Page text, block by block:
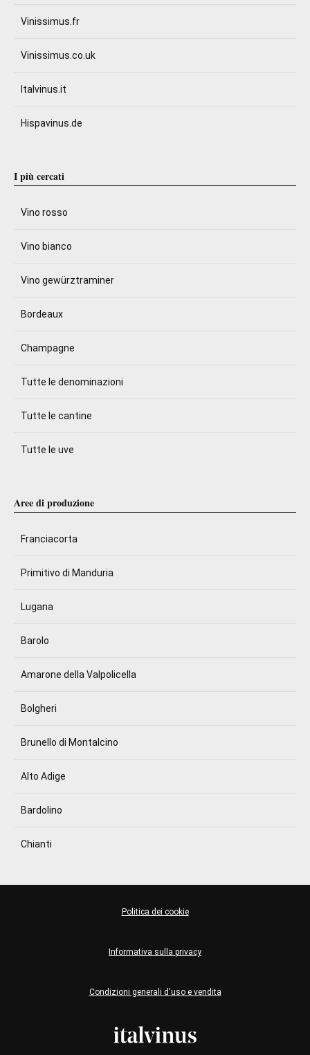
Vinissimus.fr
Vinissimus.co.uk
Italvinus.it
Hispavinus.de
I più cercati
Vino rosso
Vino bianco
Vino gewürztraminer
Bordeaux
Champagne
Tutte le denominazioni
Tutte le cantine
Tutte le uve
Aree di produzione
Franciacorta
Primitivo di Manduria
Lugana
Barolo
Amarone della Valpolicella
Bolgheri
Brunello di Montalcino
Alto Adige
Bardolino
Chianti
Condizioni generali d'uso e vendita
Informativa sulla privacy
Politica dei cookie